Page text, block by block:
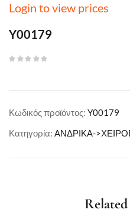
Login to view prices
Y00179
Κωδικός προϊόντος: Y00179
Κατηγορία: ΑΝΔΡΙΚΑ-